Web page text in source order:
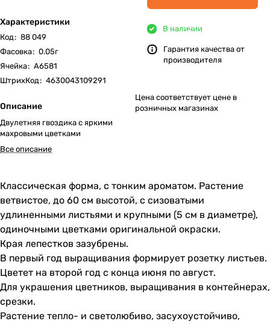
Характеристики
Код: 88 049
Фасовка: 0.05г
Ячейка: А6581
ШтрихКод: 4630043109291
Описание
Двулетняя гвоздика с яркими
махровыми цветками
Все описание
В наличии
Гарантия качества от
производителя
Цена соответствует цене в
розничных магазинах
Классическая форма, с тонким ароматом. Растение
ветвистое, до 60 см высотой, с сизоватыми
удлиненными листьями и крупными (5 см в диаметре),
одиночными цветками оригинальной окраски.
Края лепестков зазубрены.
В первый год выращивания формирует розетку листьев.
Цветет на второй год с конца июня по август.
Для украшения цветников, выращивания в контейнерах,
срезки.
Растение тепло- и светолюбиво, засухоустойчиво,